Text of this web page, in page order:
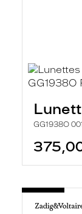
GG1938O